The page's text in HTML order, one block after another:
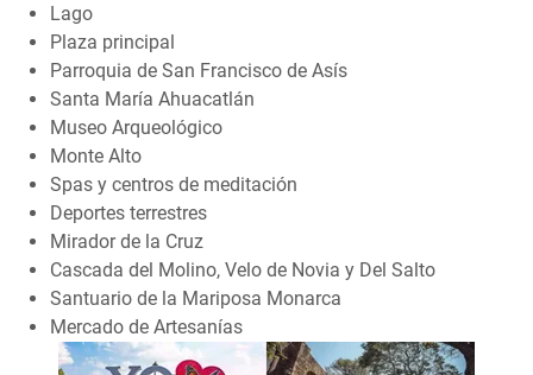
Lago
Plaza principal
Parroquia de San Francisco de Asís
Santa María Ahuacatlán
Museo Arqueológico
Monte Alto
Spas y centros de meditación
Deportes terrestres
Mirador de la Cruz
Cascada del Molino, Velo de Novia y Del Salto
Santuario de la Mariposa Monarca
Mercado de Artesanías